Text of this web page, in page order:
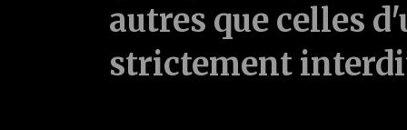
autres que celles
strictement